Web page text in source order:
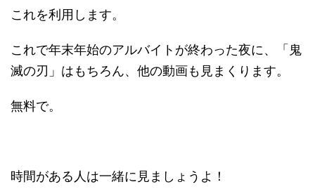
これを利用します。
これで年末年始のアルバイトが終わった夜に、「鬼
滅の刃」はもちろん、他の動画も見まくります。
無料で。
時間がある人は一緒に見ましょうよ！